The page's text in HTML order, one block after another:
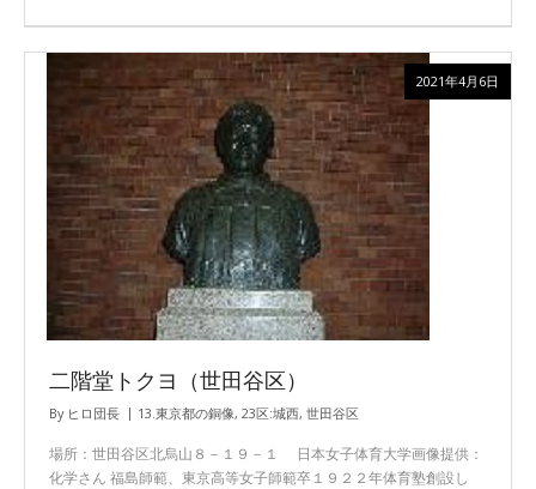
二階堂トクヨ（世田谷区）
By ヒロ団長 13.東京都の銅像, 23区:城西, 世田谷区
場所：世田谷区北烏山８－１９－１ 日本女子体育大学画像提供：
化学さん 福島師範、東京高等女子師範卒１９２２年体育塾創設し
2021年4月6日